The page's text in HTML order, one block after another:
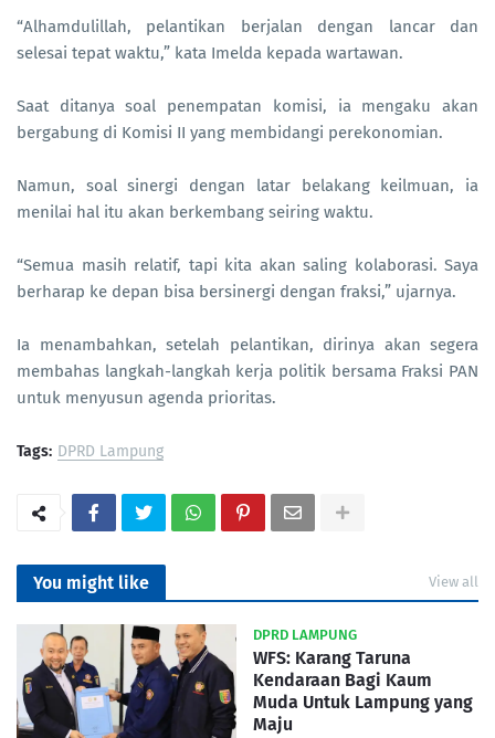
“Alhamdulillah, pelantikan berjalan dengan lancar dan
selesai tepat waktu,” kata Imelda kepada wartawan.
Saat ditanya soal penempatan komisi, ia mengaku akan
bergabung di Komisi II yang membidangi perekonomian.
Namun, soal sinergi dengan latar belakang keilmuan, ia
menilai hal itu akan berkembang seiring waktu.
“Semua masih relatif, tapi kita akan saling kolaborasi. Saya
berharap ke depan bisa bersinergi dengan fraksi,” ujarnya.
Ia menambahkan, setelah pelantikan, dirinya akan segera
membahas langkah-langkah kerja politik bersama Fraksi PAN
untuk menyusun agenda prioritas.
Tags: DPRD Lampung
You might like View all
DPRD LAMPUNG
WFS: Karang Taruna
Kendaraan Bagi Kaum
Muda Untuk Lampung yang
Maju